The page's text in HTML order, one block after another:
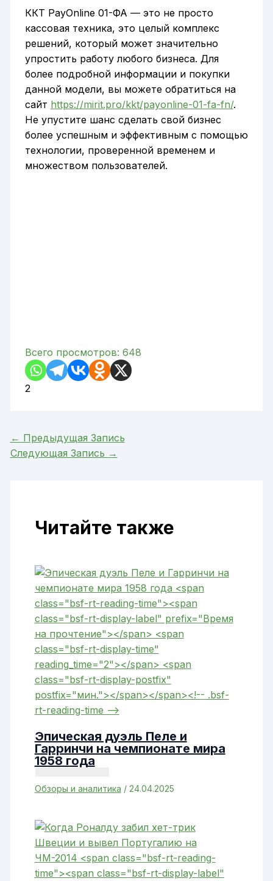
ККТ PayOnline 01-ФА — это не просто
кассовая техника, это целый комплекс
решений, который может значительно
упростить работу любого бизнеса. Для
более подробной информации и покупки
данной модели, вы можете обратиться на
сайт https://mirit.pro/kkt/payonline-01-fa-fn/.
Не упустите шанс сделать свой бизнес
более успешным и эффективным с помощью
технологии, проверенной временем и
множеством пользователей.
Всего просмотров: 648
2
← Предыдущая Запись
Следующая Запись →
Читайте также
Эпическая дуэль Пеле и
Гарринчи на чемпионате мира
1958 года
Обзоры и аналитика / 24.04.2025